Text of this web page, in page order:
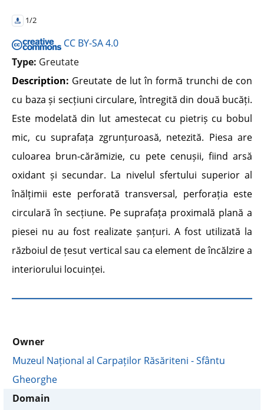
1/2
CC BY-SA 4.0
Type: Greutate
Description: Greutate de lut în formă trunchi de con
cu baza și secțiuni circulare, întregită din două bucăți.
Este modelată din lut amestecat cu pietriș cu bobul
mic, cu suprafața zgrunțuroasă, netezită. Piesa are
culoarea brun-cărămizie, cu pete cenușii, fiind arsă
oxidant și secundar. La nivelul sfertului superior al
înălțimii este perforată transversal, perforația este
circulară în secțiune. Pe suprafața proximală plană a
piesei nu au fost realizate șanțuri. A fost utilizată la
războiul de țesut vertical sau ca element de încălzire a
interiorului locuinței.
Owner
Muzeul Național al Carpaților Răsăriteni - Sfântu
Gheorghe
Domain